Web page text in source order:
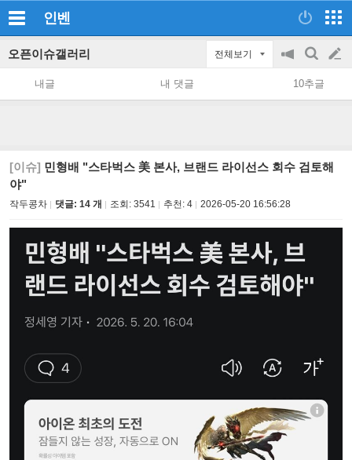
인벤
오픈이슈갤러리 전체보기
공
지
on/off
검
색
글
쓰
내글 내 댓글 10추글
[이슈] 민형배 "스타벅스 美 본사, 브랜드 라이선스 회수 검토해
야"
작두콩차 댓글: 14 개 조회: 3541 추천: 4 2026-05-20 16:56:28